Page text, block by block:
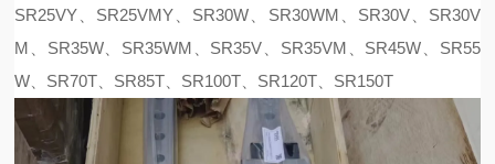
SR25VY、SR25VMY、SR30W、SR30WM、SR30V、SR30V
M、SR35W、SR35WM、SR35V、SR35VM、SR45W、SR55
W、SR70T、SR85T、SR100T、SR120T、SR150T